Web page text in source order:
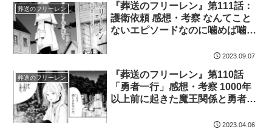
葬送のフリーレン
『葬送のフリーレン』第111話：
護衛依頼 感想・考察 なんてこと
ないエピソードなのに噛めば噛む
2023.09.07
葬送のフリーレン
『葬送のフリーレン』第110話
「勇者一行」感想・考察 1000年
以上前に起きた魔王関係と勇者ヒ
2023.04.06